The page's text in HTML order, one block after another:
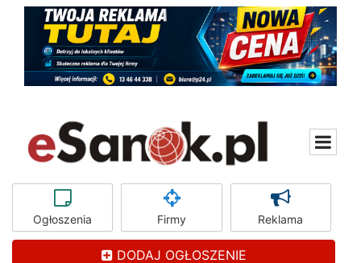
Ogłoszenia Firmy Reklama
DODAJ OGŁOSZENIE